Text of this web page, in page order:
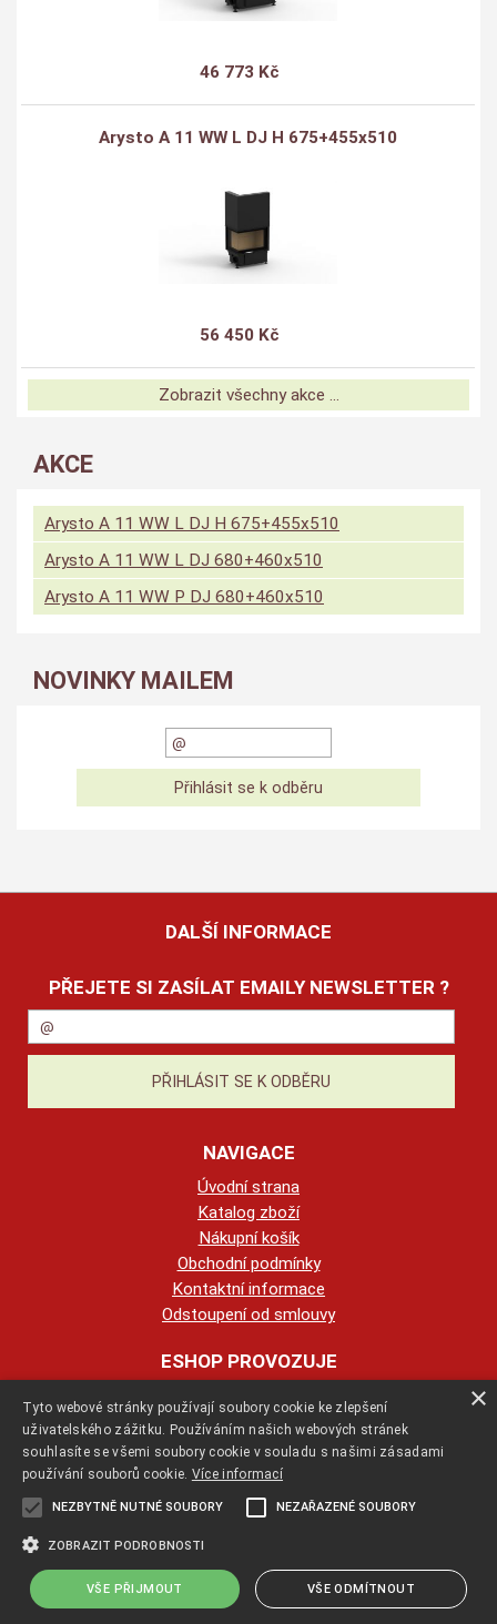
46 773 Kč
Arysto A 11 WW L DJ H 675+455x510
56 450 Kč
Zobrazit všechny akce ...
AKCE
Arysto A 11 WW L DJ H 675+455x510
Arysto A 11 WW L DJ 680+460x510
Arysto A 11 WW P DJ 680+460x510
NOVINKY MAILEM
DALŠÍ INFORMACE
PŘEJETE SI ZASÍLAT EMAILY NEWSLETTER ?
NAVIGACE
Úvodní strana
Katalog zboží
Nákupní košík
Obchodní podmínky
Kontaktní informace
Odstoupení od smlouvy
ESHOP PROVOZUJE
123KRBY s.r.o.
+420 774 422 239
info@123krby.cz
Copyright ©jak-se-stavi-krb.cz,provozováno na systémutvorba e-
×
Tyto webové stránky používají soubory cookie ke zlepšení
uživatelského zážitku. Používáním našich webových stránek
souhlasíte se všemi soubory cookie v souladu s našimi zásadami
používání souborů cookie. Více informací
NEZBYTNĚ NUTNÉ SOUBORY NEZAŘAZENÉ SOUBORY
ZOBRAZIT PODROBNOSTI
VŠE PŘIJMOUT VŠE ODMÍTNOUT